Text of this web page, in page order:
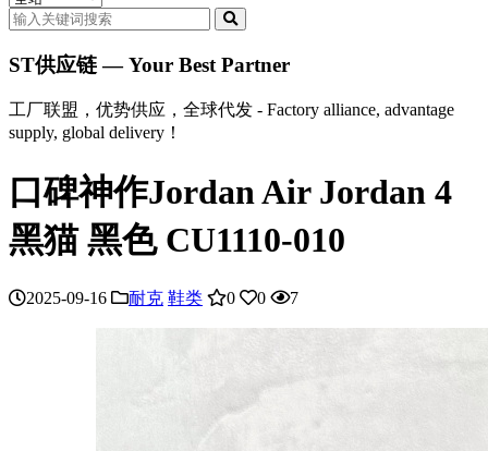
ST供应链 — Your Best Partner
工厂联盟，优势供应，全球代发 - Factory alliance, advantage
supply, global delivery！
口碑神作Jordan Air Jordan 4
黑猫 黑色 CU1110-010
2025-09-16 耐克 鞋类 0 0 7